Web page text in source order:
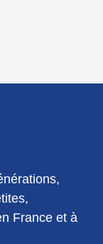
France et à